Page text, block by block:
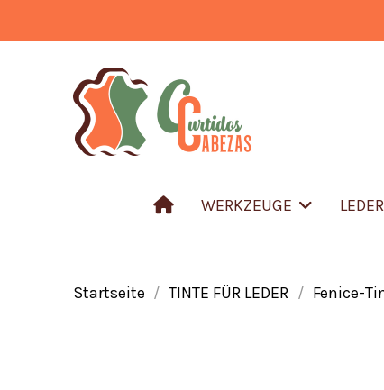
WERKZEUGE
Startseite TINTE FÜR LEDER Fenice-